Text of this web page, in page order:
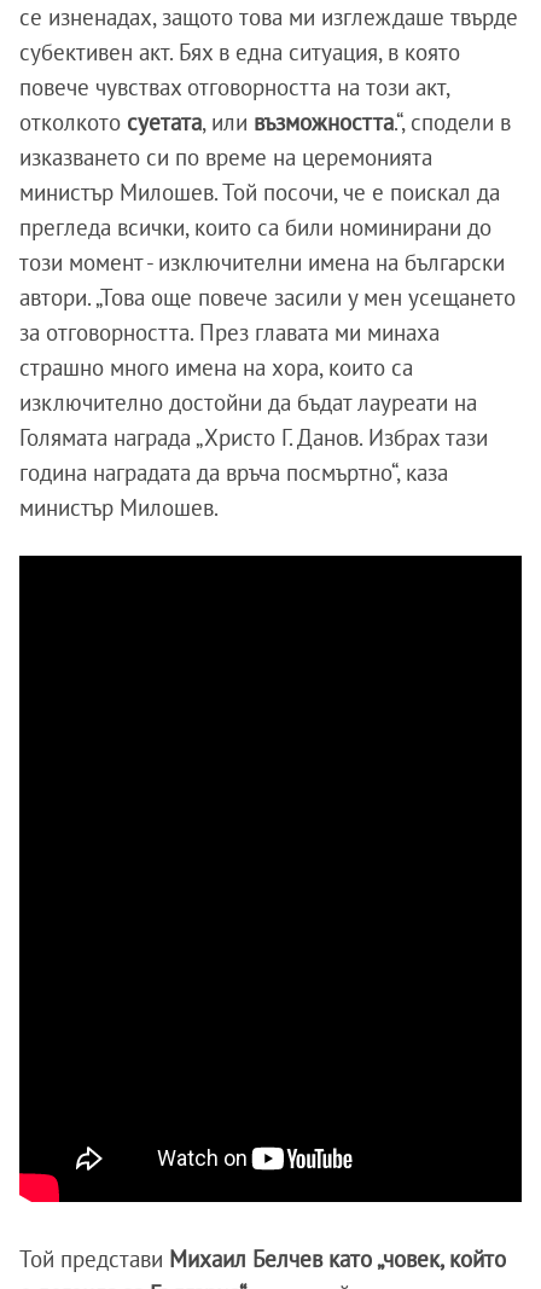
се изненадах, защото това ми изглеждаше твърде
субективен акт. Бях в една ситуация, в която
повече чувствах отговорността на този акт,
отколкото суетата, или възможността.“, сподели в
изказването си по време на церемонията
министър Милошев. Той посочи, че е поискал да
прегледа всички, които са били номинирани до
този момент - изключителни имена на български
автори. „Това още повече засили у мен усещането
за отговорността. През главата ми минаха
страшно много имена на хора, които са
изключително достойни да бъдат лауреати на
Голямата награда „Христо Г. Данов. Избрах тази
година наградата да връча посмъртно“, каза
министър Милошев.
Той представи Михаил Белчев като „човек, който